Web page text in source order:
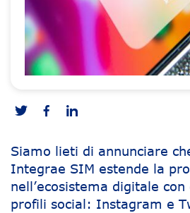
Siamo lieti di annunciare
Integrae SIM estende la
nell’ecosistema digitale
profili social: Instagram e